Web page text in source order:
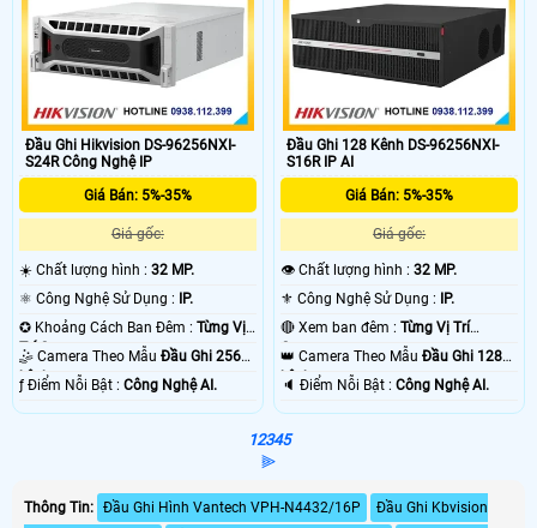
Đầu Ghi Hikvision DS-96256NXI-
S24R Công Nghệ IP
Giá Bán: 5%-35%
Giá gốc:
☀️ Chất lượng hình : 32 MP.
⚛️ Công Nghệ Sử Dụng : IP.
✪ Khoảng Cách Ban Đêm : Từng Vị
Trí Camera .
🤹 Camera Theo Mẫu Đầu Ghi 256
kênh.
️ƒ Điểm Nỗi Bật : Công Nghệ AI.
Đầu Ghi 128 Kênh DS-96256NXI-
S16R IP AI
Giá Bán: 5%-35%
Giá gốc:
👁 Chất lượng hình :32 MP.
⚜️ Công Nghệ Sử Dụng : IP.
🔴 Xem ban đêm :Từng Vị Trí
Camera .
👑 Camera Theo MẫuĐầu Ghi 128
kênh.
️🔈 Điểm Nỗi Bật :Công Nghệ AI.
12345
⫸
Thông Tin: Đầu Ghi Hình Vantech VPH-N4432/16P
Đầu Ghi Kbvision